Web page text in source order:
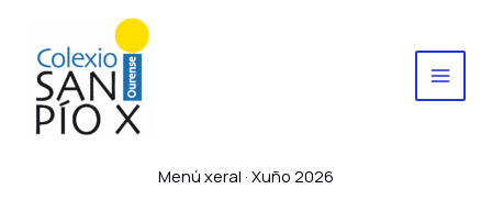
contenido
Menú xeral · Xuño 2026